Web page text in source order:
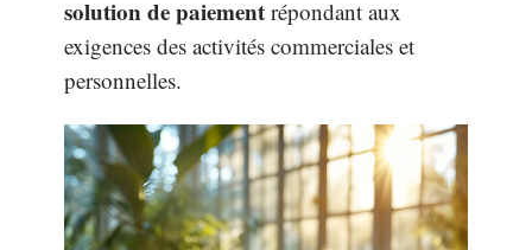
solution de paiement répondant aux
exigences des activités commerciales et
personnelles.